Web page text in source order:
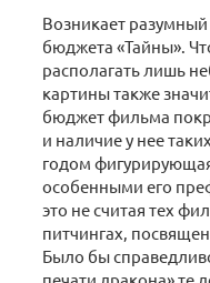
Возникает
бюджета «Тайны».
располагать лишь
картины также
бюджет фильма
и наличие у нее
годом
особенными его
это не считая тех
питчингах,
Было бы